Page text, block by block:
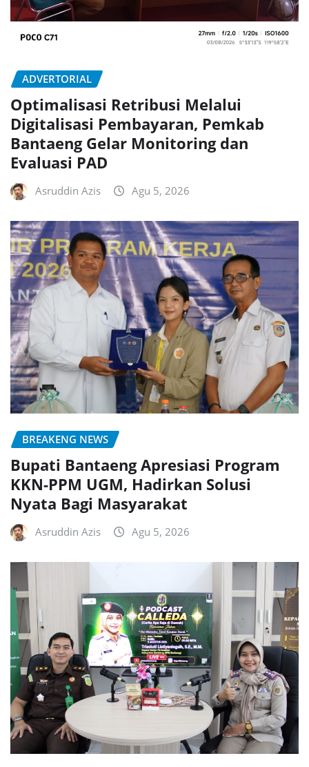
ADVERTORIAL
Optimalisasi Retribusi Melalui
Digitalisasi Pembayaran, Pemkab
Bantaeng Gelar Monitoring dan
Evaluasi PAD
Asruddin Azis Agu 5, 2026
BREAKENG NEWS
Bupati Bantaeng Apresiasi Program
KKN-PPM UGM, Hadirkan Solusi
Nyata Bagi Masyarakat
Asruddin Azis Agu 5, 2026